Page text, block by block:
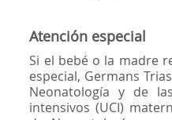
Atención especial
Si el bebé o la madre
especial, Germans
Neonatología y de
intensivos (UCI)